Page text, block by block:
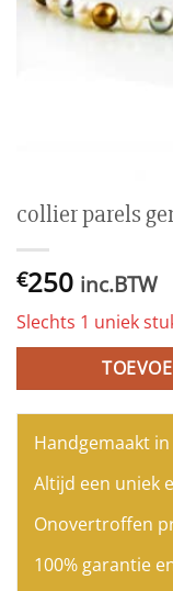
collier parels
€250 inc.BTW
Slechts 1 uniek
Handgemaakt
Altijd een uniek
Onovertroffen
100% garantie